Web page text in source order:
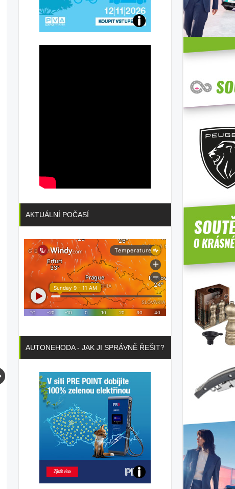
Přijďte
AKTUÁLNÍ POČASÍ
AUTONEHODA - JAK JI SPRÁVNĚ ŘEŠIT?
Poznejte